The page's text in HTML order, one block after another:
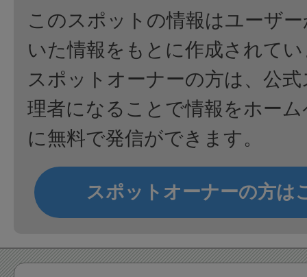
このスポットの情報はユーザ
いた情報をもとに作成されて
スポットオーナーの方は、公
理者になることで情報をホー
に無料で発信ができます。
スポットオーナーの方は